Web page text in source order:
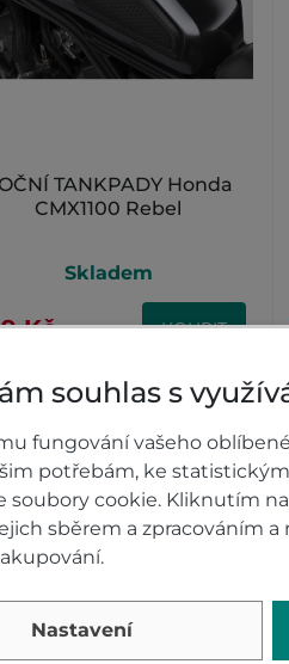
TANKPADY Honda
CMX1100 Rebel
Skladem
Kč KOUPIT
souhlas s
fungování vašeho
potřebám, ke
soubory cookie. Kliknutím
sběrem a zpracováním
Nastavení